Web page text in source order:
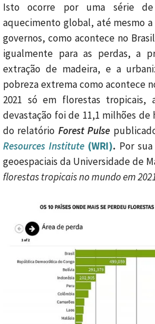
Isto ocorre por uma série
aquecimento global, até mesmo
governos, como acontece no
igualmente para as perdas, a
extração de madeira, e a
pobreza extrema como acontece
2021 só em florestas
devastação foi de 11,1 milhões de
do relatório Forest Pulse
Resources Institute (WRI). Por
geoespaciais da Universidade de
florestas tropicais no mundo em